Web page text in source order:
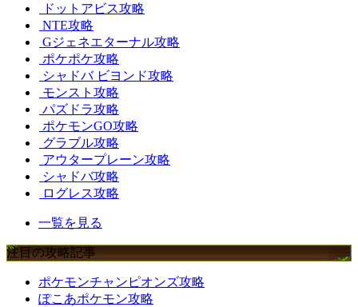
ドットアビス攻略
NTE攻略
Gジェネエターナル攻略
ポケポケ攻略
シャドバ ビヨンド攻略
モンスト攻略
パズドラ攻略
ポケモンGO攻略
グラブル攻略
アウタープレーン攻略
シャドバ攻略
ログレス攻略
一覧を見る
注目の攻略記事
ポケモンチャンピオンズ攻略
ぽこあポケモン攻略